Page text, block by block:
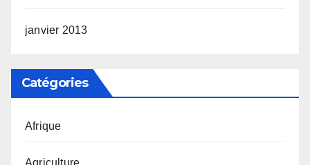
janvier 2013
Catégories
Afrique
Agriculture